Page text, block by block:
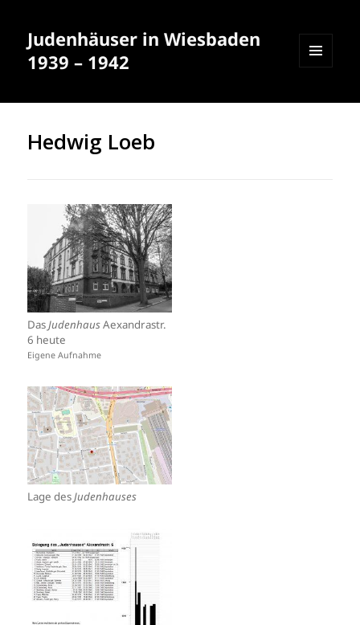
Judenhäuser in Wiesbaden
1939 – 1942
WIDGETS
Hedwig Loeb
DasJudenhausAexandrastr.
6 heute
Eigene Aufnahme
Lage desJudenhauses